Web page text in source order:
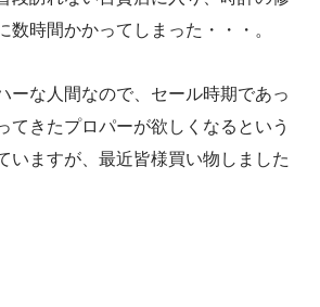
数時間かかってしまった・・・。
ーな人間なので、セール時期であっ
てきたプロパーが欲しくなるという
いますが、最近皆様買い物しました